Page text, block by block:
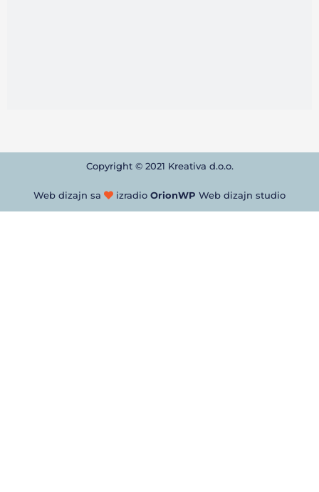
Copyright © 2021 Kreativa d.o.o.
Web dizajn sa izradio OrionWP Web dizajn studio